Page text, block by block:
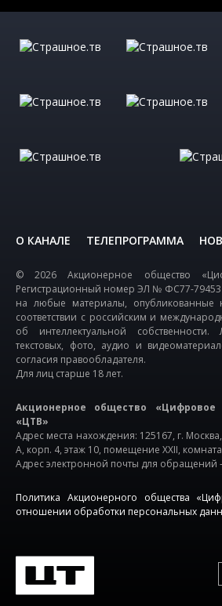
О КАНАЛЕ ТЕЛЕПРОГРАММА
© 2026 Акционерное общество
Регистрационный номер ЭЛ № ФС77-79453
на любые материалы,
соответствии с российским и
об интеллектуальной
текстовых, фото, аудио и
согласия правообладателя.
Для лиц старше 18 лет.
Акционерное общество
«ЦТВ»
Адрес места нахождения: 125167, г.
А, корп. 4, этаж 10, помещение XXII,
Адрес электронной почты для
Политика Акционерного общества
отношении обработки персональных